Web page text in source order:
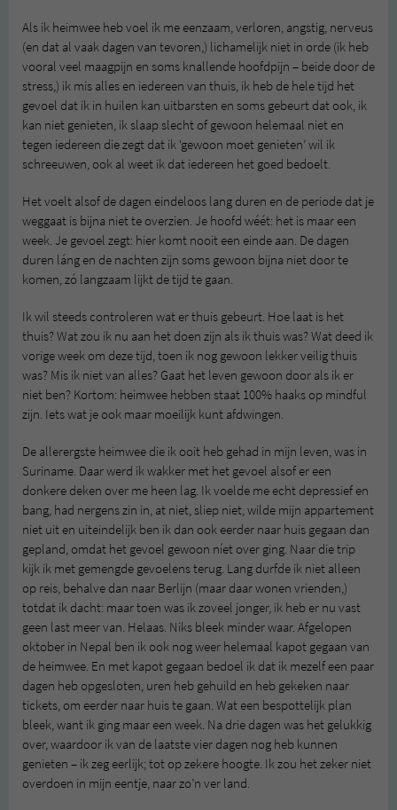
Als ik heimwee heb voel ik me eenzaam, verloren, angstig, nerveus
(en dat al vaak dagen van tevoren,) lichamelijk niet in orde (ik heb
vooral veel maagpijn en soms knallende hoofdpijn – beide door de
stress,) ik mis alles en iedereen van thuis, ik heb de hele tijd het
gevoel dat ik in huilen kan uitbarsten en soms gebeurt dat ook, ik
kan niet genieten, ik slaap slecht of gewoon helemaal niet en
tegen iedereen die zegt dat ik ‘gewoon moet genieten’ wil ik
schreeuwen, ook al weet ik dat iedereen het goed bedoelt.
Het voelt alsof de dagen eindeloos lang duren en de periode dat je
weggaat is bijna niet te overzien. Je hoofd wéét: het is maar een
week. Je gevoel zegt: hier komt nooit een einde aan. De dagen
duren láng en de nachten zijn soms gewoon bijna niet door te
komen, zó langzaam lijkt de tijd te gaan.
Ik wil steeds controleren wat er thuis gebeurt. Hoe laat is het
thuis? Wat zou ik nu aan het doen zijn als ik thuis was? Wat deed ik
vorige week om deze tijd, toen ik nog gewoon lekker veilig thuis
was? Mis ik niet van alles? Gaat het leven gewoon door als ik er
niet ben? Kortom: heimwee hebben staat 100% haaks op mindful
zijn. Iets wat je ook maar moeilijk kunt afdwingen.
De allerergste heimwee die ik ooit heb gehad in mijn leven, was in
Suriname. Daar werd ik wakker met het gevoel alsof er een
donkere deken over me heen lag. Ik voelde me echt depressief en
bang, had nergens zin in, at niet, sliep niet, wilde mijn appartement
niet uit en uiteindelijk ben ik dan ook eerder naar huis gegaan dan
gepland, omdat het gevoel gewoon níet over ging. Naar die trip
kijk ik met gemengde gevoelens terug. Lang durfde ik niet alleen
op reis, behalve dan naar Berlijn (maar daar wonen vrienden,)
totdat ik dacht: maar toen was ik zoveel jonger, ik heb er nu vast
geen last meer van. Helaas. Niks bleek minder waar. Afgelopen
oktober in Nepal ben ik ook nog weer helemaal kapot gegaan van
de heimwee. En met kapot gegaan bedoel ik dat ik mezelf een paar
dagen heb opgesloten, uren heb gehuild en heb gekeken naar
tickets, om eerder naar huis te gaan. Wat een bespottelijk plan
bleek, want ik ging maar een week. Na drie dagen was het gelukkig
over, waardoor ik van de laatste vier dagen nog heb kunnen
genieten – ik zeg eerlijk; tot op zekere hoogte. Ik zou het zeker niet
overdoen in mijn eentje, naar zo’n ver land.